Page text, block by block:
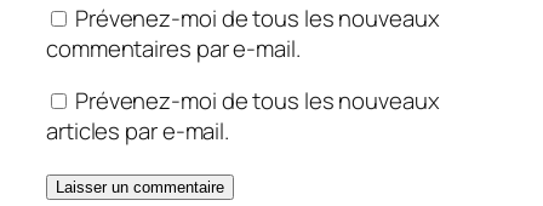
Prévenez-moi de tous les nouveaux
commentaires par e-mail.
Prévenez-moi de tous les nouveaux
articles par e-mail.